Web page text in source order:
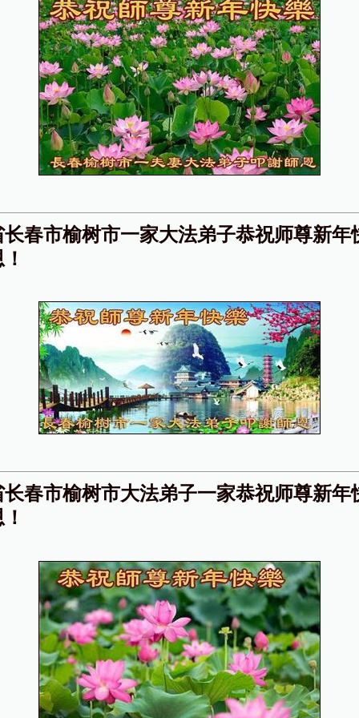
春市榆树市一家大法弟子恭祝师尊新年
春市榆树市大法弟子一家恭祝师尊新年